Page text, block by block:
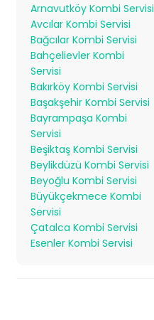
Arnavutköy Kombi Servisi
Avcılar Kombi Servisi
Bağcılar Kombi Servisi
Bahçelievler Kombi
Servisi
Bakırköy Kombi Servisi
Başakşehir Kombi Servisi
Bayrampaşa Kombi
Servisi
Beşiktaş Kombi Servisi
Beylikdüzü Kombi Servisi
Beyoğlu Kombi Servisi
Büyükçekmece Kombi
Servisi
Çatalca Kombi Servisi
Esenler Kombi Servisi